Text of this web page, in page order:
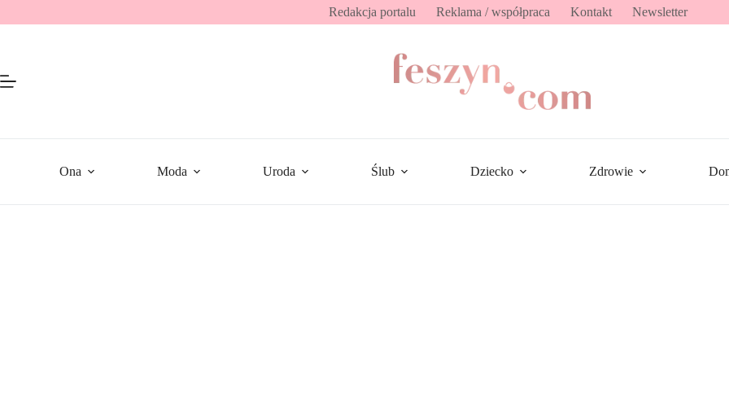
Redakcja portalu Reklama / współpraca Kontakt Newsletter
Ona Moda Uroda Ślub Dziecko Zdrowie